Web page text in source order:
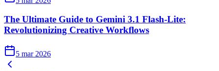
The Ultimate Guide to Gemini 3.1 Flash-Lite:
Revolutionizing Creative Workflows
5 mar 2026